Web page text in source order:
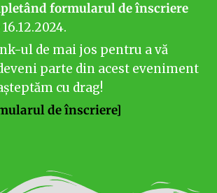
formularul de înscriere
ul de mai jos pentru a vă
parte din acest eveniment
cu drag!
de înscriere]